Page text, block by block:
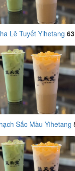
Lê Tuyết Yihetang
Sắc Màu Yihetang